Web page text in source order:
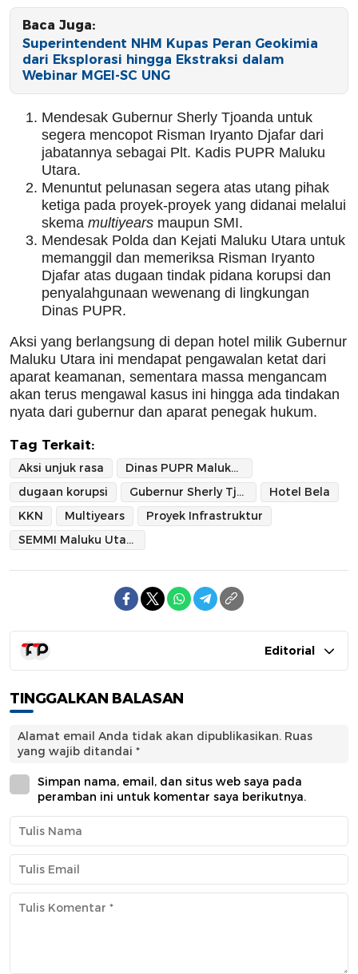
Baca Juga:
Superintendent NHM Kupas Peran Geokimia
dari Eksplorasi hingga Ekstraksi dalam
Webinar MGEI-SC UNG
Mendesak Gubernur Sherly Tjoanda untuk
segera mencopot Risman Iryanto Djafar dari
jabatannya sebagai Plt. Kadis PUPR Maluku
Utara.
Menuntut pelunasan segera atas utang pihak
ketiga pada proyek-proyek yang didanai melalui
skema multiyears maupun SMI.
Mendesak Polda dan Kejati Maluku Utara untuk
memanggil dan memeriksa Risman Iryanto
Djafar atas dugaan tindak pidana korupsi dan
penyalahgunaan wewenang di lingkungan
Dinas PUPR.
Aksi yang berlangsung di depan hotel milik Gubernur
Maluku Utara ini mendapat pengawalan ketat dari
aparat keamanan, sementara massa mengancam
akan terus mengawal kasus ini hingga ada tindakan
nyata dari gubernur dan aparat penegak hukum.
Tag Terkait:
Aksi unjuk rasa
Dinas PUPR Maluku Utara
dugaan korupsi
Gubernur Sherly Tjoanda
Hotel Bela
KKN
Multiyears
Proyek Infrastruktur
SEMMI Maluku Utara
Editorial
TINGGALKAN BALASAN
Alamat email Anda tidak akan dipublikasikan. Ruas
yang wajib ditandai *
Simpan nama, email, dan situs web saya pada
peramban ini untuk komentar saya berikutnya.